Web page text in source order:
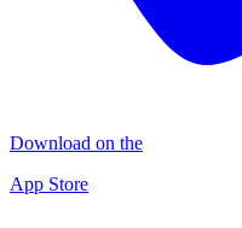
Download on the
App Store